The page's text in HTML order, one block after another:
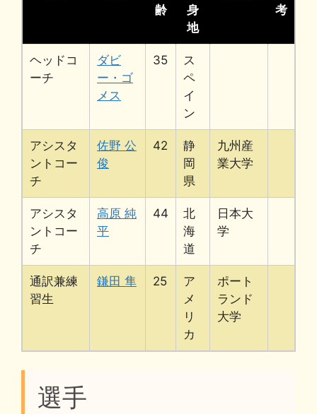
齢
身
地
考
ヘッドコ
ーチ
ダビ
ー・ゴ
メス
35
ス
ペ
イ
ン
アシスタ
ントコー
チ
佐野 公
俊
42
静
岡
県
九州産
業大学
アシスタ
ントコー
チ
高原 純
平
44
北
海
道
日本大
学
通訳兼練
習生
鎌田 隼 25
ア
メ
リ
カ
ポート
ランド
大学
選手